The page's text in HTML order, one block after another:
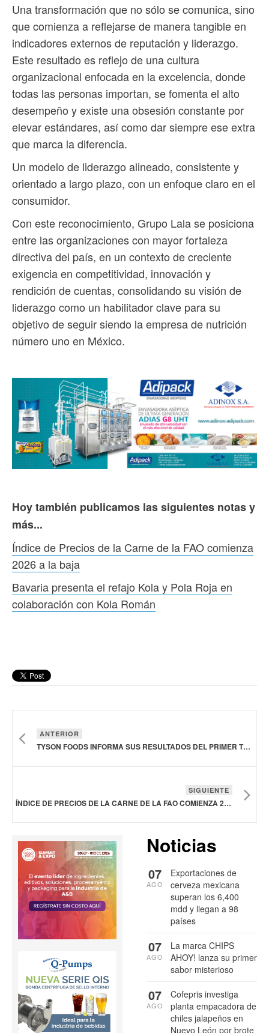
Una transformación que no sólo se comunica, sino
que comienza a reflejarse de manera tangible en
indicadores externos de reputación y liderazgo.
Este resultado es reflejo de una cultura
organizacional enfocada en la excelencia, donde
todas las personas importan, se fomenta el alto
desempeño y existe una obsesión constante por
elevar estándares, así como dar siempre ese extra
que marca la diferencia.
Un modelo de liderazgo alineado, consistente y
orientado a largo plazo, con un enfoque claro en el
consumidor.
Con este reconocimiento, Grupo Lala se posiciona
entre las organizaciones con mayor fortaleza
directiva del país, en un contexto de creciente
exigencia en competitividad, innovación y
rendición de cuentas, consolidando su visión de
liderazgo como un habilitador clave para su
objetivo de seguir siendo la empresa de nutrición
número uno en México.
Hoy también publicamos las siguientes notas y
más...
Índice de Precios de la Carne de la FAO comienza
2026 a la baja
Bavaria presenta el refajo Kola y Pola Roja en
colaboración con Kola Román
ANTERIOR
TYSON FOODS INFORMA SUS RESULTADOS DEL PRIMER TRIMESTRE DE 2026
SIGUIENTE
ÍNDICE DE PRECIOS DE LA CARNE DE LA FAO COMIENZA 2026 A LA BAJA
Noticias
Exportaciones de
cerveza mexicana
superan los 6,400
mdd y llegan a 98
países
07
AGO
La marca CHIPS
AHOY! lanza su primer
sabor misterioso
07
AGO
Cofepris investiga
planta empacadora de
chiles jalapeños en
Nuevo León por brote
07
AGO